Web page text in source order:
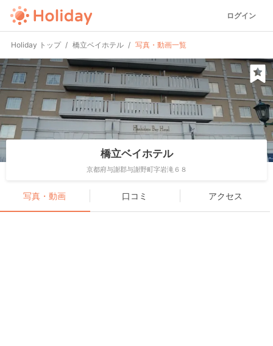
ログイン
Holiday トップ 橋立ベイホテル 写真・動画一覧
橋立ベイホテル
京都府与謝郡与謝野町字岩滝６８
写真・動画 口コミ アクセス